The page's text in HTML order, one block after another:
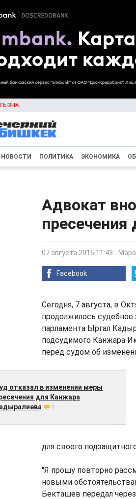
НОВОСТИ ПОЛИТИКА ЭКОНОМИКА
Адвокат
07 августа 2015 11:43 -
Facebook
Сегодня, 7 августа, в
продолжилось
парламента Ыргал
подсудимого Канжара
перед судом об
отказал в изменении меры
для Канжара
1
для своего
"Я прошу повторно
новыми
Бекташев передал